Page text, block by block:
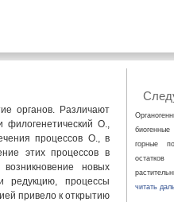
органов. Различают
филогенетический О.,
процессов О., в
этих процессов в
новых
редукцию, процессы
привело к открытию
горные
читать